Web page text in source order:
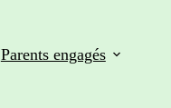
Parents engagés